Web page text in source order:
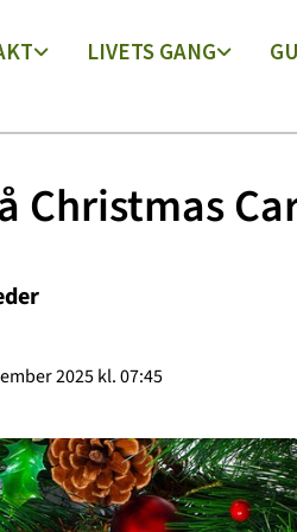
LIVETS GANG
Christmas
2025 kl. 07:45